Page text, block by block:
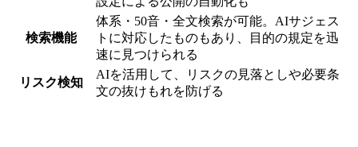
検索機能
体系・50音・全文検索が可能。AIサジェス
トに対応したものもあり、目的の規定を迅
速に見つけられる
リスク検知
AIを活用して、リスクの見落としや必要条
文の抜けもれを防げる